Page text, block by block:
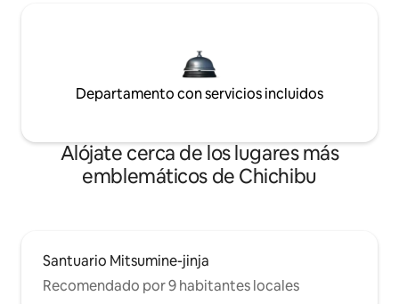
Departamento con servicios incluidos
Alójate cerca de los lugares más
emblemáticos de Chichibu
Santuario Mitsumine-jinja
Recomendado por 9 habitantes locales